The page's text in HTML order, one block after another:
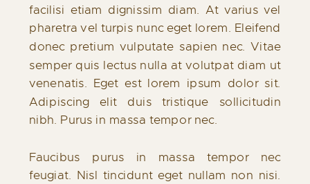
facilisi etiam dignissim diam. At varius vel
pharetra vel turpis nunc eget lorem. Eleifend
donec pretium vulputate sapien nec. Vitae
semper quis lectus nulla at volutpat diam ut
venenatis. Eget est lorem ipsum dolor sit.
Adipiscing elit duis tristique sollicitudin
nibh. Purus in massa tempor nec.
Faucibus purus in massa tempor nec
feugiat. Nisl tincidunt eget nullam non nisi.